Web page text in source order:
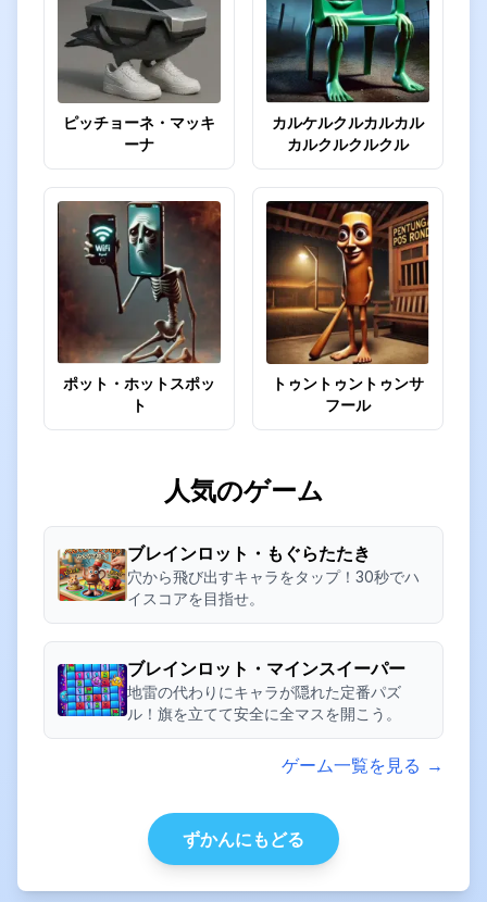
ピッチョーネ・マッキ
ーナ
カルケルクルカルカル
カルクルクルクル
ポット・ホットスポッ
ト
トゥントゥントゥンサ
フール
人気のゲーム
ブレインロット・もぐらたたき
穴から飛び出すキャラをタップ！30秒でハ
イスコアを目指せ。
ブレインロット・マインスイーパー
地雷の代わりにキャラが隠れた定番パズ
ル！旗を立てて安全に全マスを開こう。
ゲーム一覧を見る →
ずかんにもどる